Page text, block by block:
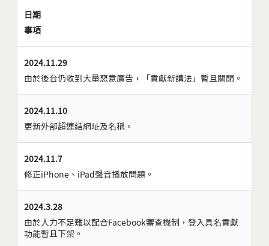
日期
事項
2024.11.29
由於後台仍收到大量惡意廣告，「貢獻新講法」暫且關閉。
2024.11.10
更新外部超連結網址及名稱。
2024.11.7
修正iPhone、iPad聲音播放問題。
2024.3.28
由於人力不足難以配合Facebook審查機制，登入具名貢獻
功能暫且下架。